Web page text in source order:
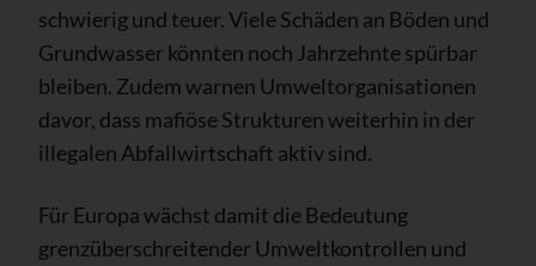
schwierig und teuer. Viele Schäden an Böden und
Grundwasser könnten noch Jahrzehnte spürbar
bleiben. Zudem warnen Umweltorganisationen
davor, dass mafiöse Strukturen weiterhin in der
illegalen Abfallwirtschaft aktiv sind.
Für Europa wächst damit die Bedeutung
grenzüberschreitender Umweltkontrollen und